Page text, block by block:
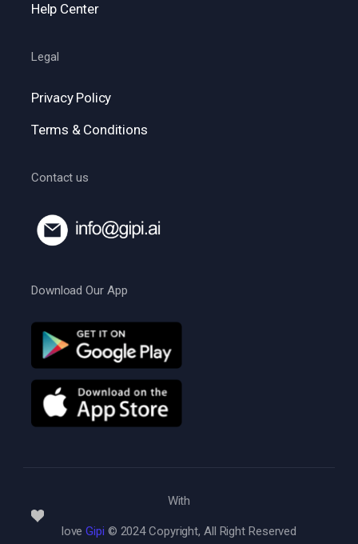
Help Center
Legal
Privacy Policy
Terms & Conditions
Contact us
Download Our App
With
loveGipi © 2024 Copyright, All Right Reserved